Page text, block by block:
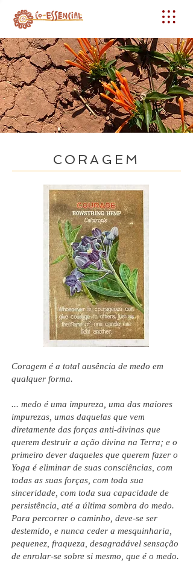
CORAGEM
Coragem é a total ausência de medo em
qualquer forma.
... medo é uma impureza, uma das maiores
impurezas, umas daquelas que vem
diretamente das forças anti-divinas que
querem destruir a ação divina na Terra; e o
primeiro dever daqueles que querem fazer o
Yoga é eliminar de suas consciências, com
todas as suas forças, com toda sua
sinceridade, com toda sua capacidade de
persistência, até a última sombra do medo.
Para percorrer o caminho, deve-se ser
destemido, e nunca ceder a mesquinharia,
pequenez, fraqueza, desagradável sensação
de enrolar-se sobre si mesmo, que é o medo.